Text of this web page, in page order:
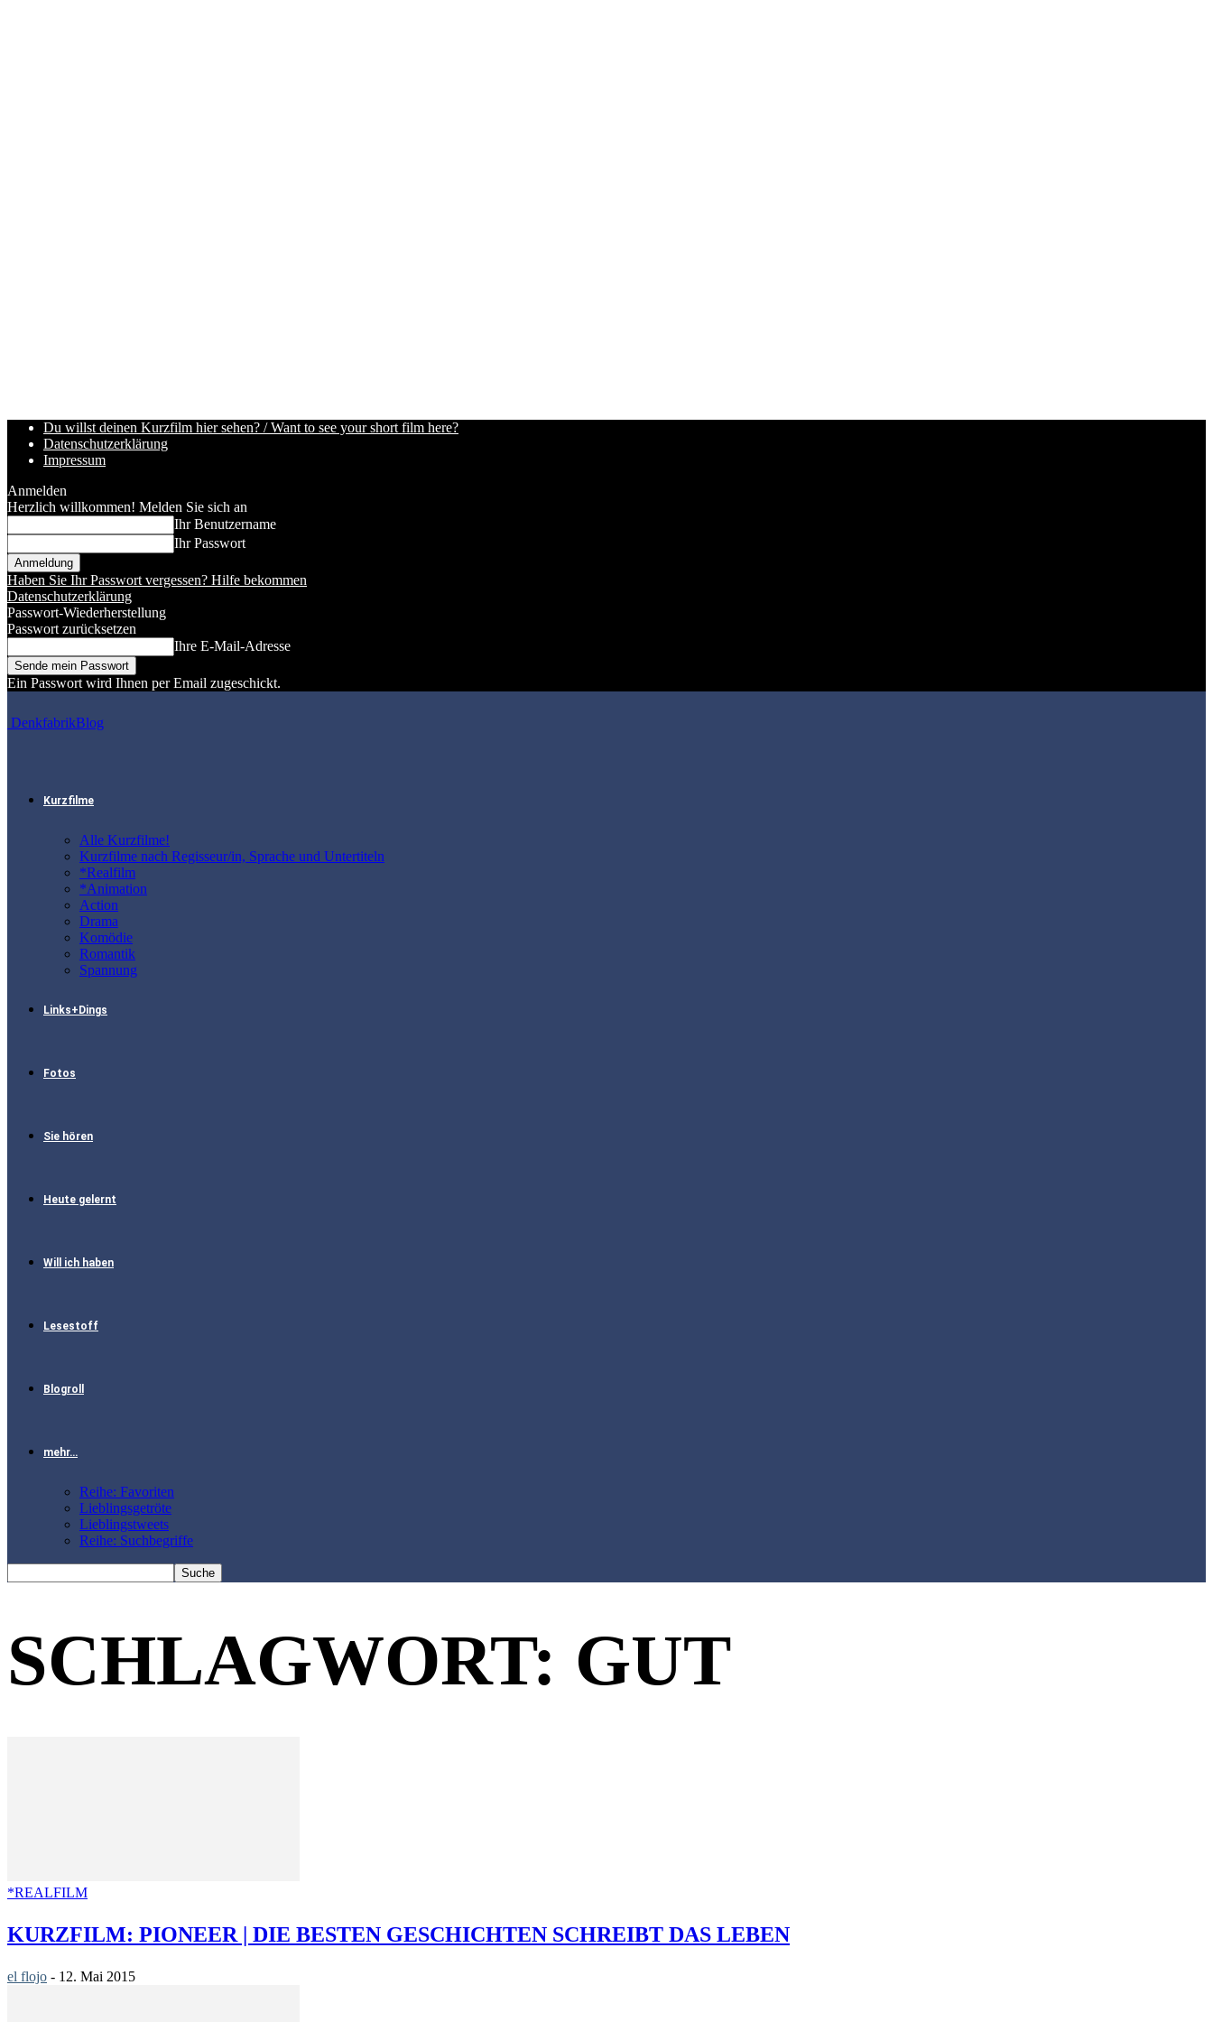
Du willst deinen Kurzfilm hier sehen? / Want to see your short film here?
Datenschutzerklärung
Impressum
Anmelden
Herzlich willkommen! Melden Sie sich an
Ihr Benutzername
Ihr Passwort
Haben Sie Ihr Passwort vergessen? Hilfe bekommen
Datenschutzerklärung
Passwort-Wiederherstellung
Passwort zurücksetzen
Ihre E-Mail-Adresse
Ein Passwort wird Ihnen per Email zugeschickt.
DenkfabrikBlog
Kurzfilme
Alle Kurzfilme!
Kurzfilme nach Regisseur/in, Sprache und Untertiteln
*Realfilm
*Animation
Action
Drama
Komödie
Romantik
Spannung
Links+Dings
Fotos
Sie hören
Heute gelernt
Will ich haben
Lesestoff
Blogroll
mehr…
Reihe: Favoriten
Lieblingsgetröte
Lieblingstweets
Reihe: Suchbegriffe
SCHLAGWORT: GUT
*REALFILM
KURZFILM: PIONEER | DIE BESTEN GESCHICHTEN SCHREIBT DAS LEBEN
el flojo - 12. Mai 2015